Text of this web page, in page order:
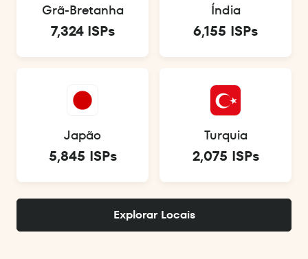
Grã-Bretanha
7,324 ISPs
Índia
6,155 ISPs
Japão
5,845 ISPs
Turquia
2,075 ISPs
Explorar Locais